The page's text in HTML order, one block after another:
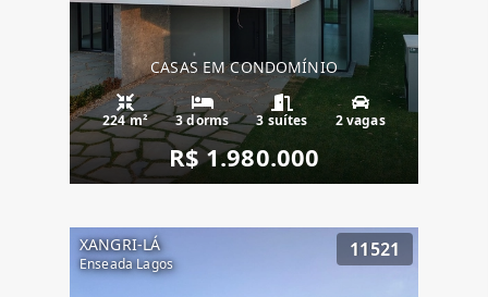
CASAS EM CONDOMÍNIO
224 m² 3 dorms 3 suítes 2 vagas
R$ 1.980.000
XANGRI-LÁ
Enseada Lagos
11521